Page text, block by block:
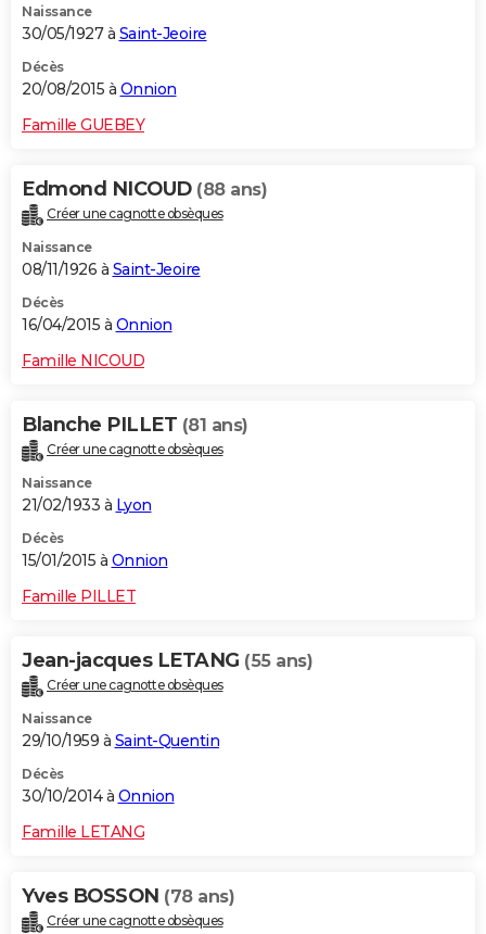
Naissance
30/05/1927 à Saint-Jeoire
Décès
20/08/2015 à Onnion
Famille GUEBEY
Edmond NICOUD (88 ans)
Créer une cagnotte obsèques
Naissance
08/11/1926 à Saint-Jeoire
Décès
16/04/2015 à Onnion
Famille NICOUD
Blanche PILLET (81 ans)
Créer une cagnotte obsèques
Naissance
21/02/1933 à Lyon
Décès
15/01/2015 à Onnion
Famille PILLET
Jean-jacques LETANG (55 ans)
Créer une cagnotte obsèques
Naissance
29/10/1959 à Saint-Quentin
Décès
30/10/2014 à Onnion
Famille LETANG
Yves BOSSON (78 ans)
Créer une cagnotte obsèques